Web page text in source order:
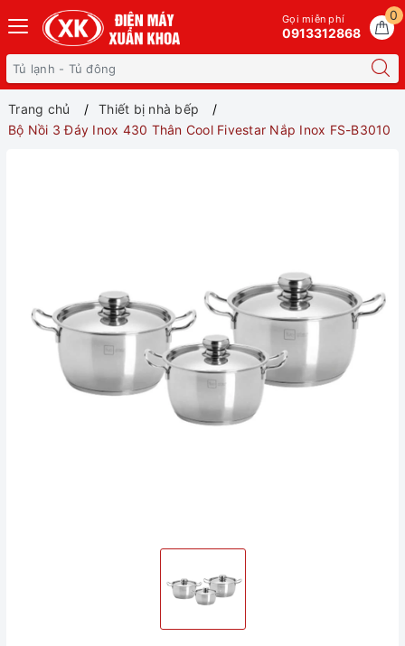
0
Gọi miễn phí
0913312868
Trang chủ
Thiết bị nhà bếp
Bộ Nồi 3 Đáy Inox 430 Thân Cool Fivestar Nắp Inox FS-B3010